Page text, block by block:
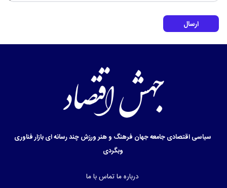
ارسال
سیاسیاقتصادیجامعهجهان فرهنگ و هنرورزشچند رسانه ایبازارفناوری
وبگردی
درباره ماتماس با ما